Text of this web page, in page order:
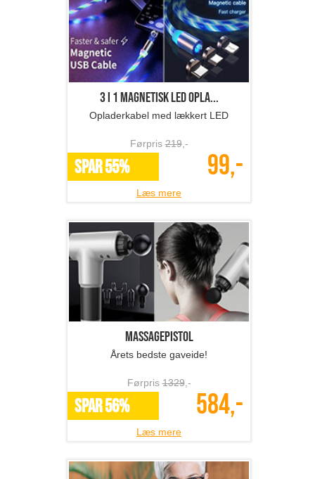
3 i 1 magnetisk LED opla...
Opladerkabel med lækkert LED
Førpris219,-
SPAR 55% 99,-
Læs mere
Massagepistol
Årets bedste gaveide!
Førpris1329,-
SPAR 56% 584,-
Læs mere